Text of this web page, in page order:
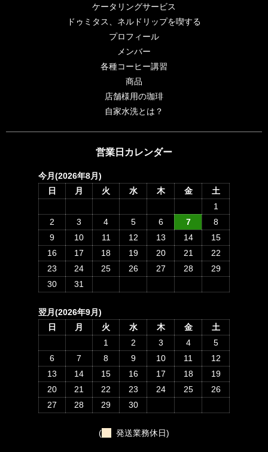
ケータリングサービス
ドゥミタス、ネルドリップを喫する
プロフィール
メンバー
各種コーヒー講習
商品
店舗様用の珈琲
自家水洗とは？
営業日カレンダー
今月(2026年8月)
日
月 火 水 木 金
土
1
2
3 4 5 6 7
8
9
10 11 12 13 14
15
16
17 18 19 20 21
22
23
24 25 26 27 28
29
30
31
翌月(2026年9月)
日
月 火 水 木 金
土
1
2 3 4
5
6
7 8 9 10 11
12
13
14 15 16 17 18
19
20
21 22 23 24 25
26
27
28 29 30
( 発送業務休日)